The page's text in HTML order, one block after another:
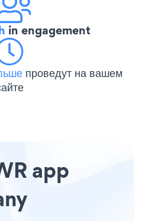
in engagement
проведут на вашем
app